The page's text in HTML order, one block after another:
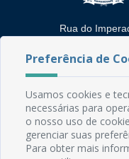
Rua do
Fone: (83)
Email:
Preferência de
Usamos cookies e
necessárias para
o nosso uso de
gerenciar suas
Para obter mais